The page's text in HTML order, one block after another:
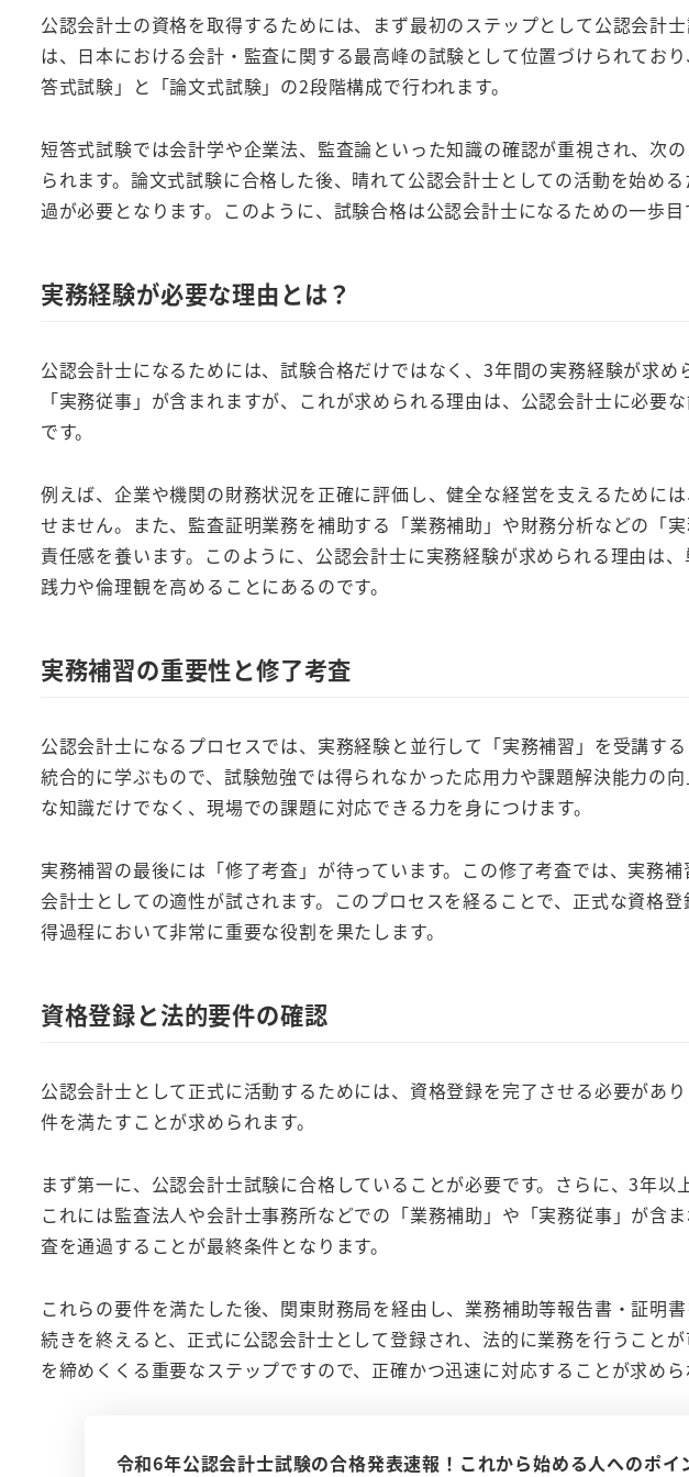
公認会計士の資格を取得するためには、まず最初のステップとして公認会計
は、日本における会計・監査に関する最高峰の試験として位置づけられてお
答式試験」と「論文式試験」の2段階構成で行われます。
短答式試験では会計学や企業法、監査論といった知識の確認が重視され、次
られます。論文式試験に合格した後、晴れて公認会計士としての活動を始め
過が必要となります。このように、試験合格は公認会計士になるための一歩目
実務経験が必要な理由とは？
公認会計士になるためには、試験合格だけではなく、3年間の実務経験が求
「実務従事」が含まれますが、これが求められる理由は、公認会計士に必要
です。
例えば、企業や機関の財務状況を正確に評価し、健全な経営を支えるために
せません。また、監査証明業務を補助する「業務補助」や財務分析などの「
責任感を養います。このように、公認会計士に実務経験が求められる理由は
践力や倫理観を高めることにあるのです。
実務補習の重要性と修了考査
公認会計士になるプロセスでは、実務経験と並行して「実務補習」を受講す
統合的に学ぶもので、試験勉強では得られなかった応用力や課題解決能力の
な知識だけでなく、現場での課題に対応できる力を身につけます。
実務補習の最後には「修了考査」が待っています。この修了考査では、実務
会計士としての適性が試されます。このプロセスを経ることで、正式な資格
得過程において非常に重要な役割を果たします。
資格登録と法的要件の確認
公認会計士として正式に活動するためには、資格登録を完了させる必要があ
件を満たすことが求められます。
まず第一に、公認会計士試験に合格していることが必要です。さらに、3年以
これには監査法人や会計士事務所などでの「業務補助」や「実務従事」が含
査を通過することが最終条件となります。
これらの要件を満たした後、関東財務局を経由し、業務補助等報告書・証明
続きを終えると、正式に公認会計士として登録され、法的に業務を行うこと
を締めくくる重要なステップですので、正確かつ迅速に対応することが求めら
令和6年公認会計士試験の合格発表速報！これから始める人へのポイ